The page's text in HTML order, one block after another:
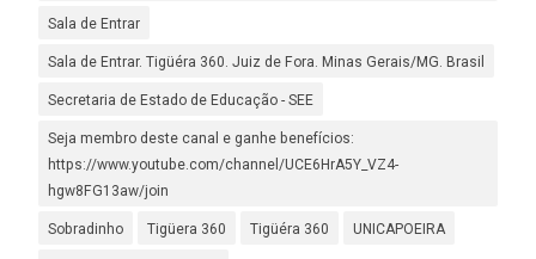
Sala de Entrar
Sala de Entrar. Tigüéra 360. Juiz de Fora. Minas Gerais/MG. Brasil
Secretaria de Estado de Educação - SEE
Seja membro deste canal e ganhe benefícios:
https://www.youtube.com/channel/UCE6HrA5Y_VZ4-
hgw8FG13aw/join
Sobradinho Tigüera 360 Tigüéra 360 UNICAPOEIRA